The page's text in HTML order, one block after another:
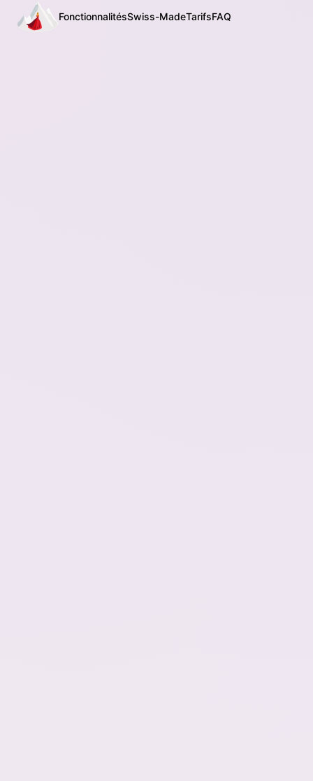
FonctionnalitésSwiss-MadeTarifsFAQ